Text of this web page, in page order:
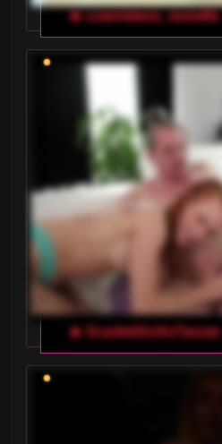
🔥 cutemilana_sexwife
🔥 ScarlettXoXoTarzan